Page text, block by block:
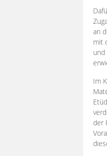
an
mit
und
Im
der